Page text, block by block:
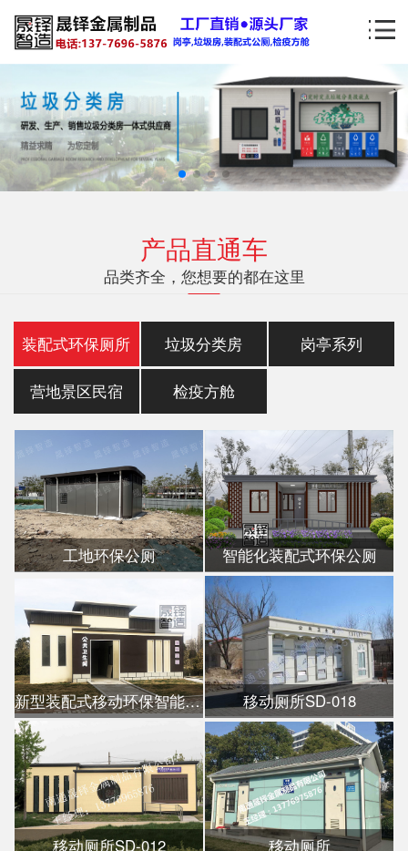
产品直通车
品类齐全，您想要的都在这里
装配式环保厕所 垃圾分类房 岗亭系列
营地景区民宿 检疫方舱
工地环保公厕 智能化装配式环保公厕
新型装配式移动环保智能公厕 移动厕所SD-018
移动厕所SD-012 移动厕所